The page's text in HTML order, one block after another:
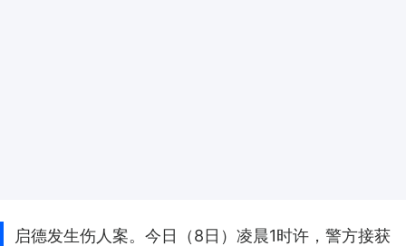
启德发生伤人案。今日（8日）凌晨1时许，警方接获